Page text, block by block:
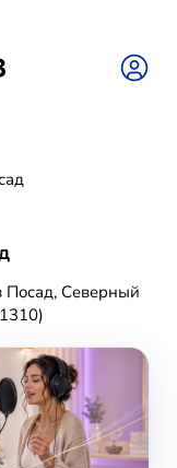
Посад, Северный